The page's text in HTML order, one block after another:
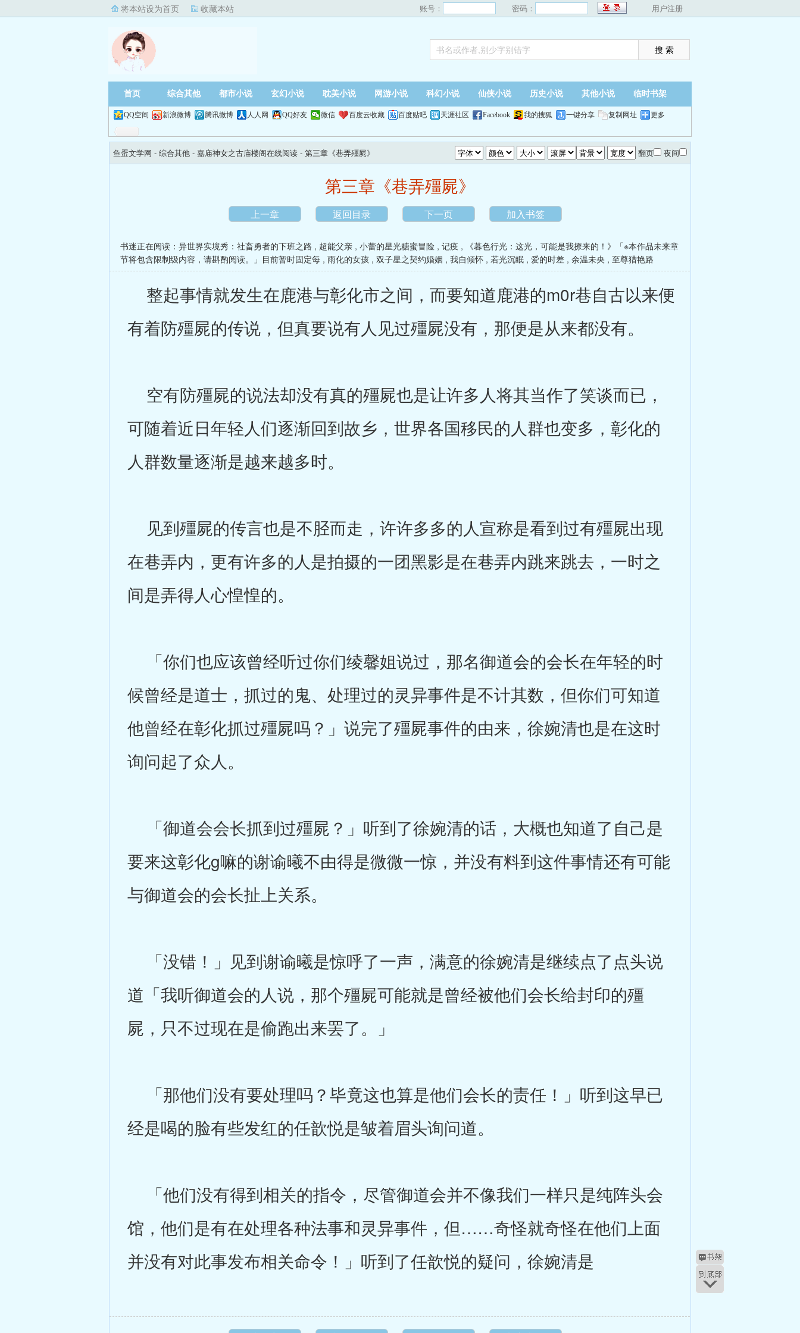
将本站设为首页 收藏本站 账号： 密码： 用户注册
首页 综合其他 都市小说 玄幻小说 耽美小说 网游小说 科幻小说 仙侠小说 历史小说 其他小说 临时书架
QQ空间 新浪微博 腾讯微博 人人网 QQ好友 微信 百度云收藏 百度贴吧 天涯社区 Facebook 我的搜狐 一键分享 复制网址 更多
鱼蛋文学网 - 综合其他 - 嘉庙神女之古庙楼阁在线阅读 - 第三章《巷弄殭屍》 翻页 夜间
第三章《巷弄殭屍》
上一章 返回目录 下一页 加入书签
书迷正在阅读： 异世界实境秀：社畜勇者的下班之路 , 超能父亲 , 小蕾的星光糖蜜冒险 , 记疫 ,
《暮色行光：这光，可能是我撩来的！》「※本作品未来章
节将包含限制级内容，请斟酌阅读。」目前暂时固定每 , 雨化的女孩 , 双子星之契约婚姻 , 我自倾怀 , 若光沉眠 , 爱的时差 , 余温未央 , 至尊猎艳路
整起事情就发生在鹿港与彰化市之间，而要知道鹿港的m0r巷自古以来便
有着防殭屍的传说，但真要说有人见过殭屍没有，那便是从来都没有。
空有防殭屍的说法却没有真的殭屍也是让许多人将其当作了笑谈而已，
可随着近日年轻人们逐渐回到故乡，世界各国移民的人群也变多，彰化的
人群数量逐渐是越来越多时。
见到殭屍的传言也是不胫而走，许许多多的人宣称是看到过有殭屍出现
在巷弄内，更有许多的人是拍摄的一团黑影是在巷弄内跳来跳去，一时之
间是弄得人心惶惶的。
「你们也应该曾经听过你们绫馨姐说过，那名御道会的会长在年轻的时
候曾经是道士，抓过的鬼、处理过的灵异事件是不计其数，但你们可知道
他曾经在彰化抓过殭屍吗？」说完了殭屍事件的由来，徐婉清也是在这时
询问起了众人。
「御道会会长抓到过殭屍？」听到了徐婉清的话，大概也知道了自己是
要来这彰化g嘛的谢谕曦不由得是微微一惊，并没有料到这件事情还有可能
与御道会的会长扯上关系。
「没错！」见到谢谕曦是惊呼了一声，满意的徐婉清是继续点了点头说
道「我听御道会的人说，那个殭屍可能就是曾经被他们会长给封印的殭
屍，只不过现在是偷跑出来罢了。」
「那他们没有要处理吗？毕竟这也算是他们会长的责任！」听到这早已
经是喝的脸有些发红的任歆悦是皱着眉头询问道。
「他们没有得到相关的指令，尽管御道会并不像我们一样只是纯阵头会
馆，他们是有在处理各种法事和灵异事件，但……奇怪就奇怪在他们上面
并没有对此事发布相关命令！」听到了任歆悦的疑问，徐婉清是